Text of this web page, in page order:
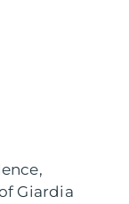
Giardia